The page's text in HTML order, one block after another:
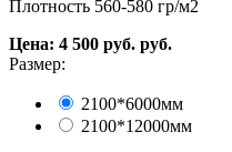
Плотность 560-580 гр/м2
Цена: 4 500 руб. руб.
Размер:
2100*6000мм
2100*12000мм